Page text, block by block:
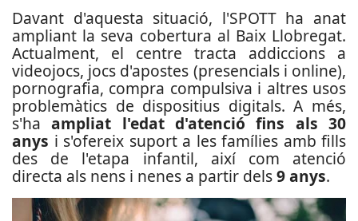
Davant d'aquesta situació, l'SPOTT ha anat
ampliant la seva cobertura al Baix Llobregat.
Actualment, el centre tracta addiccions a
videojocs, jocs d'apostes (presencials i online),
pornografia, compra compulsiva i altres usos
problemàtics de dispositius digitals. A més,
s'haampliat l'edat d'atenció fins als 30
anys i s'ofereix suport a les famílies amb fills
des de l'etapa infantil, així com atenció
directa als nens i nenes a partir dels9 anys.